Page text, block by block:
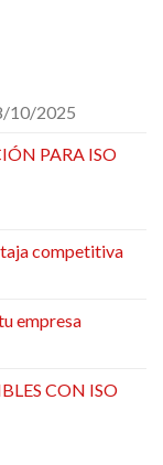
10/2025
PARA ISO
competitiva
empresa
CON ISO